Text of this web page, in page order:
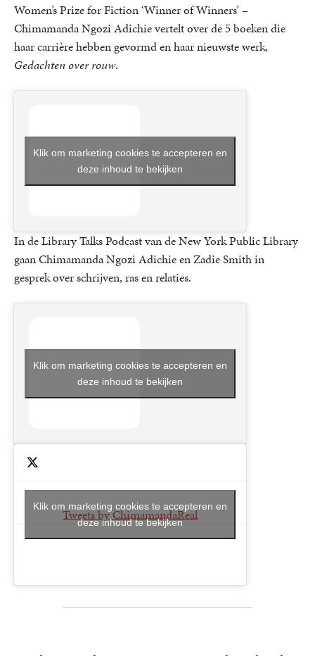
Women’s Prize for Fiction ‘Winner of Winners’ –
Chimamanda Ngozi Adichie vertelt over de 5 boeken die
haar carrière hebben gevormd en haar nieuwste werk,
Gedachten over rouw.
Klik om marketing cookies te accepteren en
deze inhoud te bekijken
In de Library Talks Podcast van de New York Public Library
gaan Chimamanda Ngozi Adichie en Zadie Smith in
gesprek over schrijven, ras en relaties.
Klik om marketing cookies te accepteren en
deze inhoud te bekijken
Tweets by ChimamandaReal
Klik om marketing cookies te accepteren en
deze inhoud te bekijken